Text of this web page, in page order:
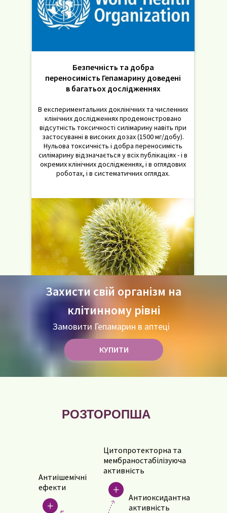
Безпечність та добра
переносимість Гепамарину доведені
в багатьох дослідженнях
В експериментальних доклінічних та численних
клінічних дослідженнях продемонстровано
відсутність токсичності силімарину навіть при
застосуванні в високих дозах (1500 мг/добу).
Нульова токсичність і добра переносимість
силімарину відзначається у всіх публікаціях - і в
окремих клінічних дослідженнях, і в оглядових
роботах, і в систематичних оглядах.
Захисти свій організм на
клітинному рівні
Замовити Гепамарин в аптеці
КУПИТИ
Антиоксидантна
активність
Цитопротекторна та
мембраностабілізуюча
активність
Антиішемічні
ефекти
РОЗТОРОПША